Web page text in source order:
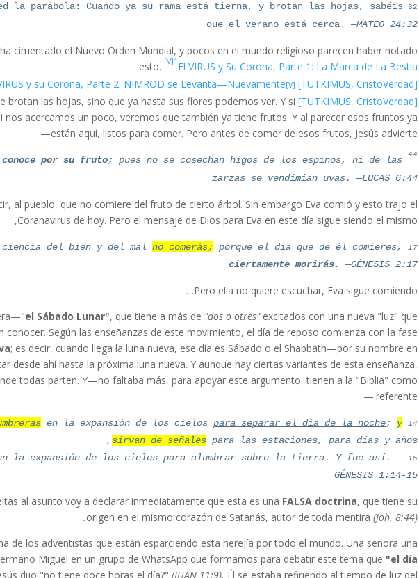
la parábola: Cuando ya su rama está tierna, y brotan las hojas, sabéis
que el verano está cerca.—MATEO 24:32
cimentado el Nuevo Orden Mundial, y pocos en el mundo religioso parecen haber notado
esto. [V]1 El VIRUS y Su Corona, Parte 1: La Marca de La Bestia
[TUTKIMUS, CristoVerdad]
y su Corona, Parte 2: NIMROD se Levanta—Nuevamente
[TUTKIMUS, CristoVerdad]
brotan las hojas, sino que ya hasta sus flores podemos ver. Y si
nos acercamos un poco, veremos que también ya tiene frutos. Y al parecer esos fruntos ya
están aquí, listos para comer. Pero antes de comer de esos frutos, Jesús advierte—
44
por su fruto; pues no se cosechan higos de los espinos, ni de las
zarzas se vendimian uvas. —LUCAS 6:44
al pueblo, que no comiere del fruto de cierto árbol. Sin embargo Eva comió y esto trajo el
Coranavirus de hoy. Pero el mensaje de Dios para Eva en este día sigue siendo el mismo,
ciencia del bien y del malno comerás;
porque el día que de él comieres,
ciertamente morirás. —GÉNESIS 2:17
Pero ella no quiere escuchar, Eva sigue comiendo…
el Sábado Lunar", que tiene a más de "dos o otres"excitados con una nueva "luz" que
Según las enseñanzas de este movimiento, el día de reposo comienza con la fase
; es decir, cuando llega la luna nueva, ese día es Sábado o el Shabbath—por su nombre en
desde ahí hasta la próxima luna nueva. Y aunque hay ciertas variantes de esta enseñanza,
todas parten. Y—no faltaba más, para apoyar este argumento, tienen a la "Biblia" como
referente.—
en la expansión de los cielospara separar el día de la noche; y
sirvan de señales para las estaciones, para días y años,
la expansión de los cielos para alumbrar sobre la tierra. Y fue así. —
GÉNESIS 1:14-15
al asunto voy a declarar inmediatamente que esta es una FALSA doctrina, que tiene su
origen en el mismo corazón de Satanás, autor de toda mentira (Joh. 8:44).
de los adventistas que están esparciendo esta herejía por todo el mundo. Una señora una
Miguel en un grupo de WhatsApp que formamos para debatir este tema que "el día
dijo "no tiene doce horas el día?"(JUAN 11:9). Él se estaba refiriendo al tiempo de luz del